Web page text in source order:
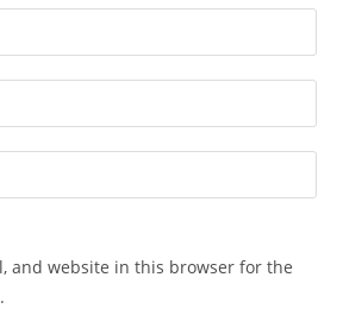
and website in this browser for the